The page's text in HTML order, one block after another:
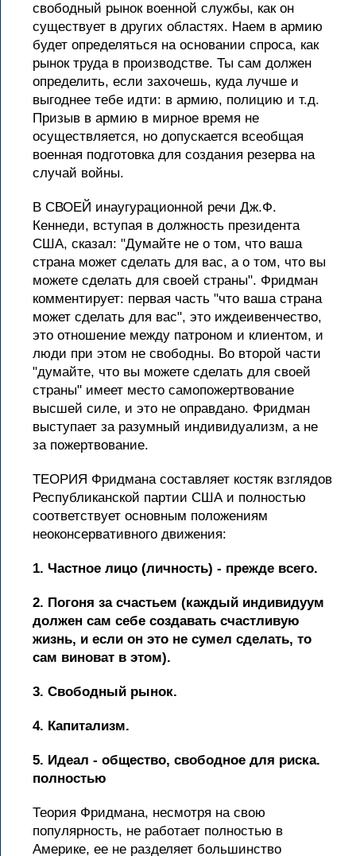
свободный рынок военной службы, как он
существует в других областях. Наем в армию
будет определяться на основании спроса, как
рынок труда в производстве. Ты сам должен
определить, если захочешь, куда лучше и
выгоднее тебе идти: в армию, полицию и т.д.
Призыв в армию в мирное время не
осуществляется, но допускается всеобщая
военная подготовка для создания резерва на
случай войны.
В СВОЕЙ инаугурационной речи Дж.Ф.
Кеннеди, вступая в должность президента
США, сказал: "Думайте не о том, что ваша
страна может сделать для вас, а о том, что вы
можете сделать для своей страны". Фридман
комментирует: первая часть "что ваша страна
может сделать для вас", это иждеивенчество,
это отношение между патроном и клиентом, и
люди при этом не свободны. Во второй части
"думайте, что вы можете сделать для своей
страны" имеет место самопожертвование
высшей силе, и это не оправдано. Фридман
выступает за разумный индивидуализм, а не
за пожертвование.
ТЕОРИЯ Фридмана составляет костяк взглядов
Республиканской партии США и полностью
соответствует основным положениям
неоконсервативного движения:
1. Частное лицо (личность) - прежде всего.
2. Погоня за счастьем (каждый индивидуум
должен сам себе создавать счастливую
жизнь, и если он это не сумел сделать, то
сам виноват в этом).
3. Свободный рынок.
4. Капитализм.
5. Идеал - общество, свободное для риска.
полностью
Теория Фридмана, несмотря на свою
популярность, не работает полностью в
Америке, ее не разделяет большинство